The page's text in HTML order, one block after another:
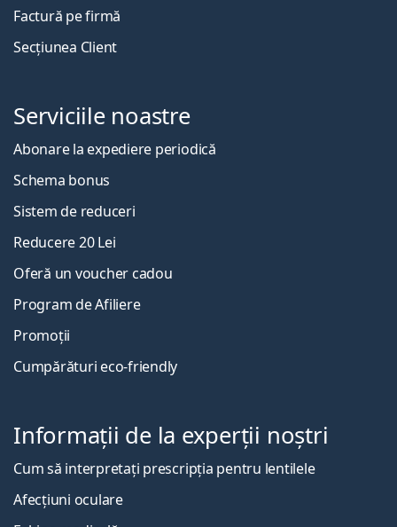
Factură pe firmă
Secțiunea Client
Serviciile noastre
Abonare la expediere periodică
Schema bonus
Sistem de reduceri
Reducere 20 Lei
Oferă un voucher cadou
Program de Afiliere
Promoții
Cumpărături eco-friendly
Informații de la experții noștri
Cum să interpretați prescripția pentru lentilele
Afecțiuni oculare